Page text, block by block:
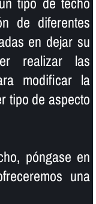
de diferentes
en dejar su
realizar las
modificar la
tipo de aspecto
póngase en
una